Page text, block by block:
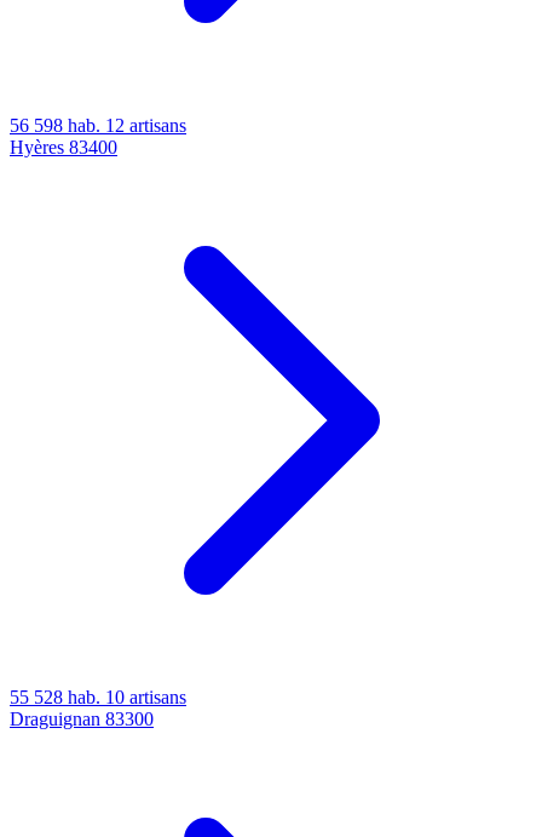
56 598 hab. 12 artisans
Hyères 83400
55 528 hab. 10 artisans
Draguignan 83300